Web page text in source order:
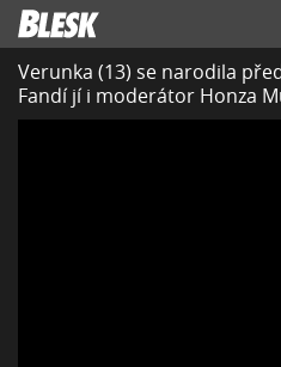
Verunka (13) se narodila
Fandí jí i moderátor Honza